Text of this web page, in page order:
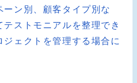
ーン別、顧客タイプ別な
テストモニアルを整理でき
ジェクトを管理する場合に